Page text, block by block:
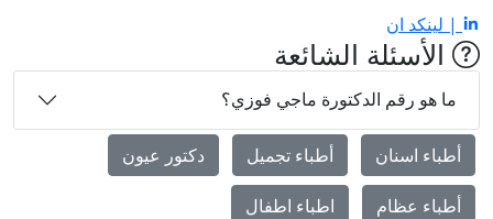
| لينكد ان
الأسئلة الشائعة
ما هو رقم الدكتورة ماجي فوزي؟
أطباء اسنان أطباء تجميل دكتور عيون
أطباء عظام اطباء اطفال